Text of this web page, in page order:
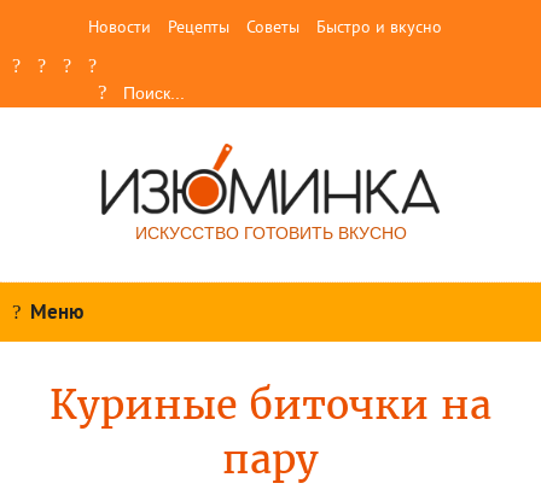
Новости Рецепты Советы Быстро и вкусно
ИСКУССТВО ГОТОВИТЬ ВКУСНО
Меню
Куриные биточки на
пару